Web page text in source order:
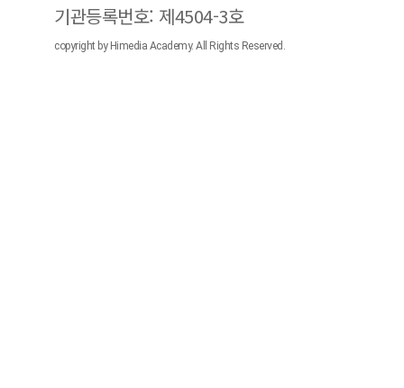
기관등록번호: 제4504-3호
copyright by Himedia Academy. All Rights Reserved.